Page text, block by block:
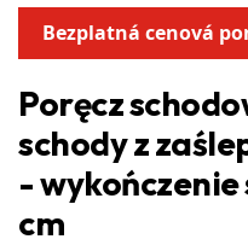
Bezplatná cenová
Poręcz
schody z
-
cm